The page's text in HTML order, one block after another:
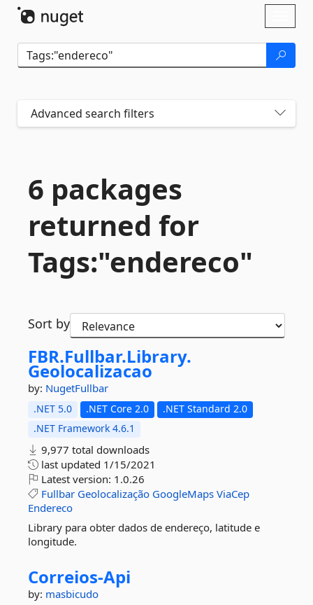
Advanced search filters
6 packages
returned for
Tags:"endereco"
Sort by
FBR.Fullbar.Library.
Geolocalizacao
by: NugetFullbar
.NET 5.0 .NET Core 2.0
.NET Standard 2.0
.NET Framework 4.6.1
9,977 total downloads
last updated 1/15/2021
Latest version: 1.0.26
Fullbar Geolocalização GoogleMaps ViaCep
Endereco
Library para obter dados de endereço, latitude e
longitude.
Correios-Api
by: masbicudo